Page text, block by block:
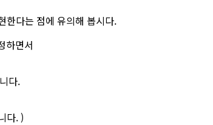
한다는 점에 유의해 봅시다.
하면서
다.
다. )